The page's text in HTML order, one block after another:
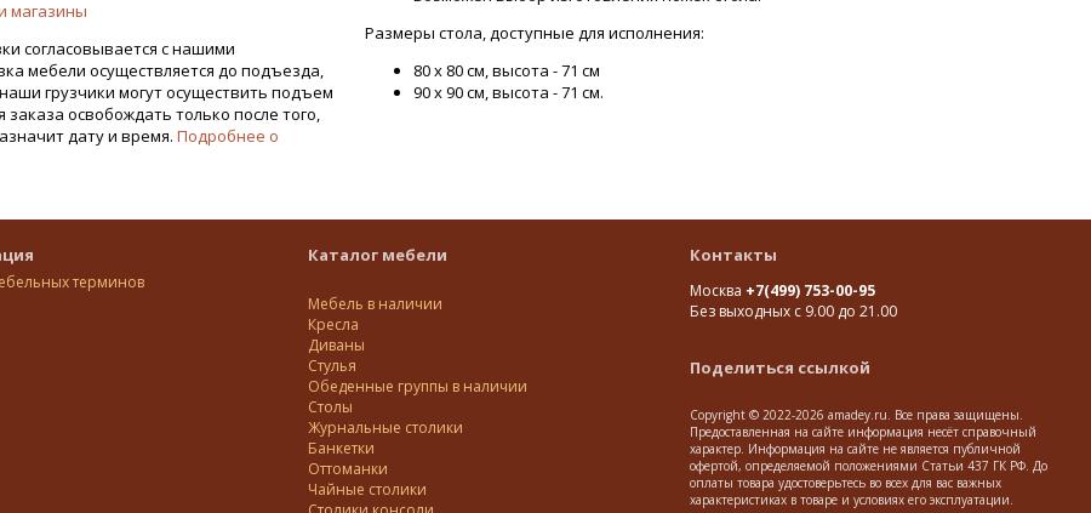
магазины
согласовывается с нашими
мебели осуществляется до подъезда,
грузчики могут осуществить подъем
заказа освобождать только после того,
дату и время. Подробнее о
Размеры стола, доступные для исполнения:
80 х 80 см, высота - 71 см
90 х 90 см, высота - 71 см.
терминов
Каталог мебели
Мебель в наличии
Кресла
Диваны
Стулья
Обеденные группы в наличии
Столы
Журнальные столики
Банкетки
Оттоманки
Чайные столики
Контакты
Москва +7(499) 753-00-95
Без выходных с 9.00 до 21.00
Поделиться ссылкой
Copyright © 2022-2026 amadey.ru. Все права защищены.
Предоставленная на сайте информация несёт справочный
характер. Информация на сайте не является публичной
офертой, определяемой положениями Статьи 437 ГК РФ. До
оплаты товара удостоверьтесь во всех для вас важных
характеристиках в товаре и условиях его эксплуатации.